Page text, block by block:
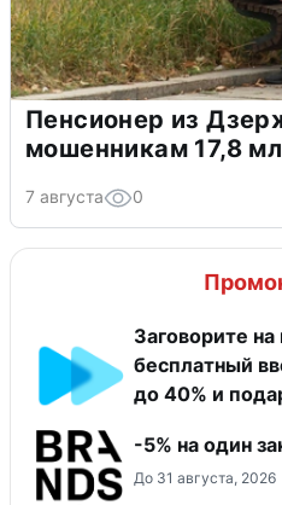
Пенсионер из
мошенникам 17,8
7 августа 0
Заговорите
бесплатный
до 40% и
-5% на один
До 31 августа, 2026